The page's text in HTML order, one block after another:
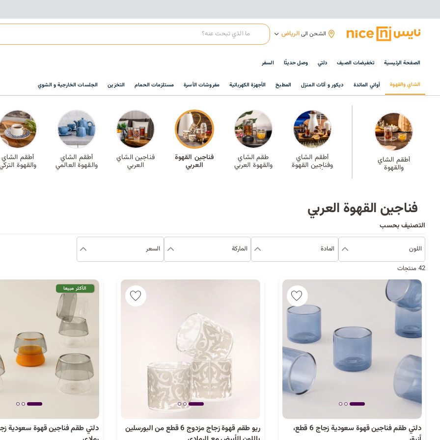
الشحن الىالرياض
الصفحة الرئيسية تخفيضات الصيف دلتي وصل حديثًا السفر
الشاي والقهوة أواني المائدة ديكور و أثاث المنزل المطبخ الأجهزة الكهربائية مفروشات الأسرة مستلزمات الحمام التخزين الجلسات الخارجية و الشوي
أطقم الشاي
والقهوة
أطقم الشاي
وفناجين القهوة
الأكثر مبيعًا
طقم الشاي
والقهوة العربي
فناجين القهوة
العربي
فناجين الشاي
العربي
أطقم الشاي
والقهوة العالمي
أطقم الشاي
والقهوة
فناجين القهوة العربي
التصنيف بحسب
اللون المادة الماركة السعر
42 منتجات
دلتي طقم فناجين قهوة سعودية زجاج 6 قطع،
ريو طقم قهوة زجاج مزدوج 6 قطع من البورسلين
الأكثر مبيعا